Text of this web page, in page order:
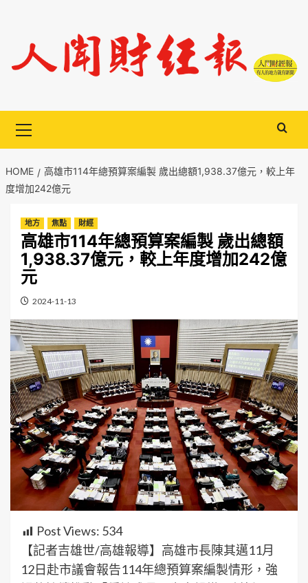
content
Menu
HOME
高雄市114年總預算案編製 歲出總額1,938.37億元，較上年
度增加242億元
地方 焦點 財經
高雄市114年總預算案編製 歲出總額
1,938.37億元，較上年度增加242億
元
2024-11-13
Post Views: 534
【記者吉雄世/高雄報導】高雄市長陳其邁11月
12日赴市議會報告114年總預算案編製情形，強